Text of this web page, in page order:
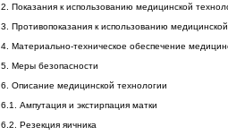
2. Показания к использованию медицинской
3. Противопоказания к использованию
4. Материально-техническое обеспечение
5. Меры безопасности
6. Описание медицинской технологии
6.1. Ампутация и экстирпация матки
6.2. Резекция яичника